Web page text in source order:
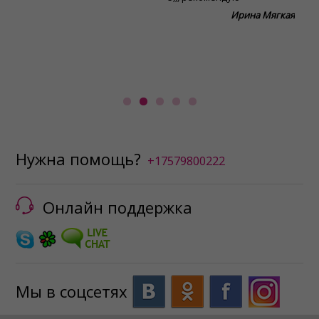
Ирина Мягкая
Нужна помощь? +17579800222
Онлайн поддержка
Мы в соцсетях